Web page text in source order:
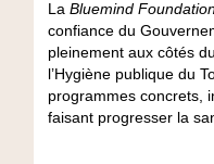
La Bluemind
confiance du
pleinement aux côtés
l’Hygiène publique du
programmes concrets,
faisant progresser la